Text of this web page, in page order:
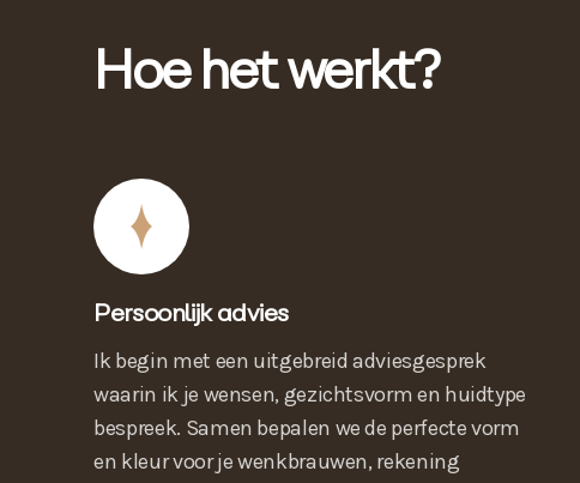
Hoe het werkt?
Persoonlijk advies
Ik begin met een uitgebreid adviesgesprek
waarin ik je wensen, gezichtsvorm en huidtype
bespreek. Samen bepalen we de perfecte vorm
en kleur voor je wenkbrauwen, rekening